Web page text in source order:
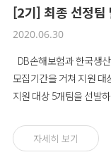
[2기] 최종 선정팀
2020.06.30
DB손해보험과 한국생
모집기간을 거쳐 지원 대
지원 대상 5개팀을 선발
결 가능성 및 사업화 가
창출 가능성 등을 기준으
자세히 보기